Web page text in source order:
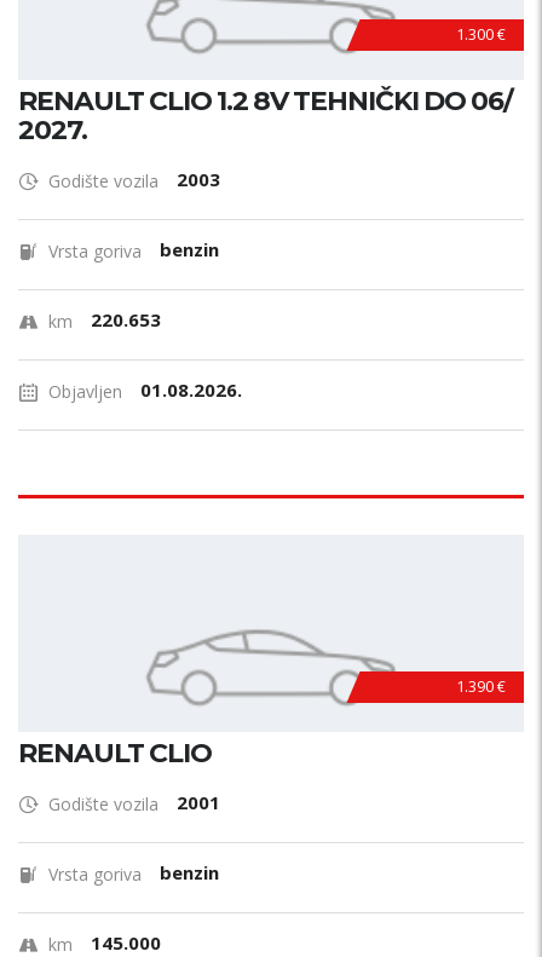
1.300 €
RENAULT CLIO 1.2 8V TEHNIČKI DO 06/
2027.
Godište vozila 2003
Vrsta goriva benzin
km 220.653
Objavljen 01.08.2026.
1.390 €
RENAULT CLIO
Godište vozila 2001
Vrsta goriva benzin
km 145.000